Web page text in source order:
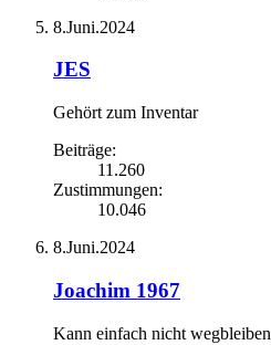
8.Juni.2024
JES
Gehört zum Inventar
Beiträge:
11.260
Zustimmungen:
10.046
8.Juni.2024
Joachim 1967
Kann einfach nicht wegbleiben